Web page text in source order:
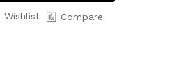
Wishlist Compare